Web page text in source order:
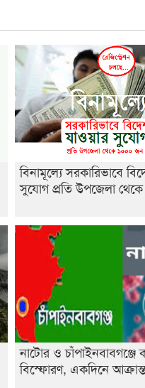
বিনামূল্যে সরকারিভাবে
সুযোগ প্রতি উপজেলা
নাটোর ও চাঁপাইনবাবগঞ্জে
বিস্ফোরণ, একদিনে